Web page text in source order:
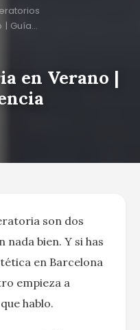
| Guía…
en Verano |
son dos
nada bien. Y si has
en Barcelona
empieza a
hablo.